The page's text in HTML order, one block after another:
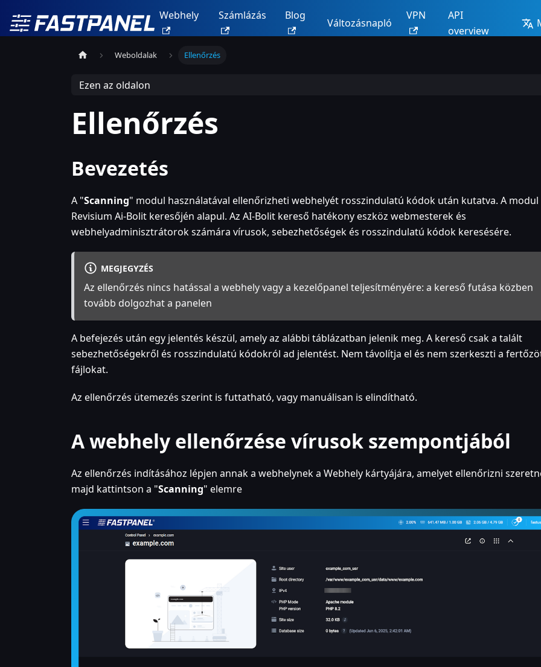
Webhely Számlázás Blog
Változásnapló
VPN
API
overview
Weboldalak Ellenőrzés
Ezen az oldalon
Ellenőrzés
Bevezetés
A "Scanning" modul használatával ellenőrizheti webhelyét rosszindulatú kódok után kutatva. A modul
Revisium Ai-Bolit keresőjén alapul. Az AI-Bolit kereső hatékony eszköz webmesterek és
webhelyadminisztrátorok számára vírusok, sebezhetőségek és rosszindulatú kódok keresésére.
MEGJEGYZÉS
Az ellenőrzés nincs hatással a webhely vagy a kezelőpanel teljesítményére: a kereső futása közben
tovább dolgozhat a panelen
A befejezés után egy jelentés készül, amely az alábbi táblázatban jelenik meg. A kereső csak a talált
sebezhetőségekről és rosszindulatú kódokról ad jelentést. Nem távolítja el és nem szerkeszti a
fájlokat.
Az ellenőrzés ütemezés szerint is futtatható, vagy manuálisan is elindítható.
A webhely ellenőrzése vírusok szempontjából
Az ellenőrzés indításához lépjen annak a webhelynek a Webhely kártyájára, amelyet ellenőrizni
majd kattintson a "Scanning" elemre